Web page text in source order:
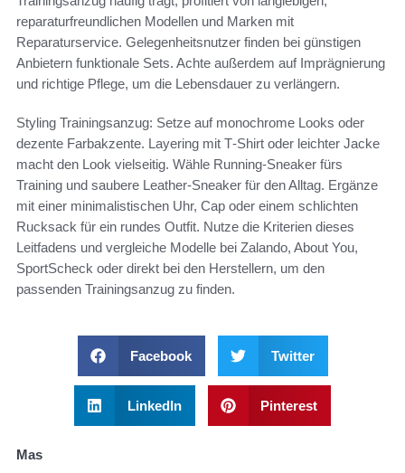
reparaturfreundlichen Modellen und Marken mit
Reparaturservice. Gelegenheitsnutzer finden bei günstigen
Anbietern funktionale Sets. Achte außerdem auf Imprägnierung
und richtige Pflege, um die Lebensdauer zu verlängern.
Styling Trainingsanzug: Setze auf monochrome Looks oder
dezente Farbakzente. Layering mit T‑Shirt oder leichter Jacke
macht den Look vielseitig. Wähle Running-Sneaker fürs
Training und saubere Leather-Sneaker für den Alltag. Ergänze
mit einer minimalistischen Uhr, Cap oder einem schlichten
Rucksack für ein rundes Outfit. Nutze die Kriterien dieses
Leitfadens und vergleiche Modelle bei Zalando, About You,
SportScheck oder direkt bei den Herstellern, um den
passenden Trainingsanzug zu finden.
Facebook Twitter
LinkedIn Pinterest
Mas